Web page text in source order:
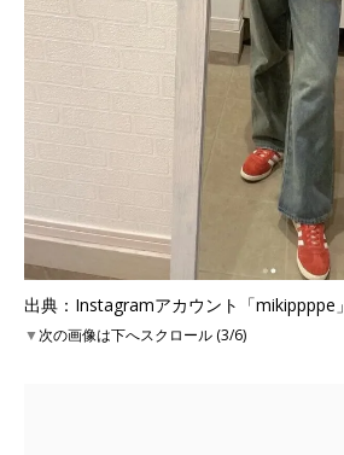
出典：Instagramアカウント「mikippppe」
▼次の画像は下へスクロール (3/6)